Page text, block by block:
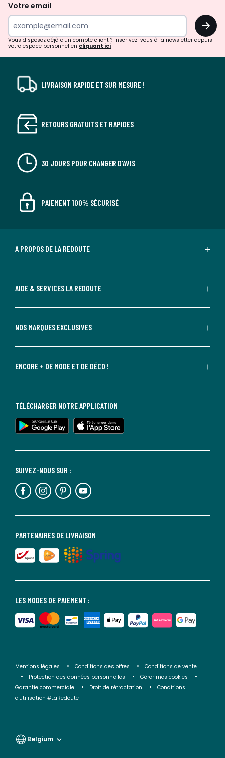
surprises?
Votre email
OK
Vous disposez déjà d'un compte client ? Inscrivez-vous à la newsletter depuis
votre espace personnel en cliquant ici
LIVRAISON RAPIDE ET SUR MESURE !
RETOURS GRATUITS ET RAPIDES
30 JOURS POUR CHANGER D'AVIS
PAIEMENT 100% SÉCURISÉ
A PROPOS DE LA REDOUTE
AIDE & SERVICES LA REDOUTE
NOS MARQUES EXCLUSIVES
ENCORE + DE MODE ET DE DÉCO !
LES MODES DE PAIEMENT :
PARTENAIRES DE LIVRAISON
SUIVEZ-NOUS SUR :
TÉLÉCHARGER NOTRE APPLICATION
Mentions légales Conditions des offres
Conditions de vente
Protection des données personnelles
Gérer mes cookies
Garantie commerciale
Droit de rétractation
Conditions
d'utilisation #LaRedoute
Belgium